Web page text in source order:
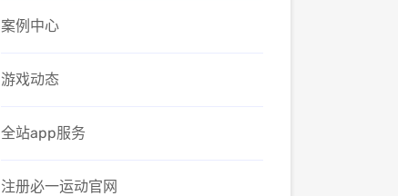
案例中心
游戏动态
全站app服务
注册必一运动官网